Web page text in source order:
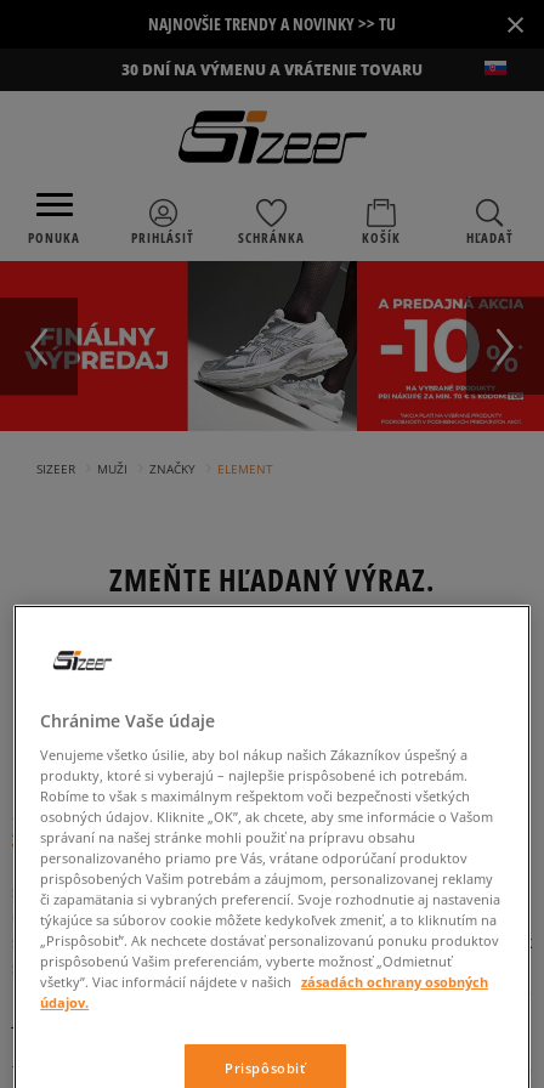
NAJNOVŠIE TRENDY A NOVINKY >> TU ×
30 DNÍ NA VÝMENU A VRÁTENIE TOVARU
PONUKA PRIHLÁSIŤ SCHRÁNKA KOŠÍK HĽADAŤ
SIZEER MUŽI ZNAČKY ELEMENT
ZMEŇTE HĽADANÝ VÝRAZ.
(ODSTRÁŇTE MENEJ DÔLEŽITÉ).
SPÄŤ
Značka Element v Sizeer
Element je jedna z najpopulárnejších značiek ponúkajúcich
skateboardistom aj všetkým fanúšikom maximálneho pohodlia,
oblečenie, obuv aj doplnky. Značka sa narodila v Spojených
štátoch v roku 1992. Jej zakladateľom je horlivý fanúšik
skateboardingu Johnny Schillereff. Spočiatku firmu tvorilo len
niekoľko priateľov, ktorí sa sústreďovali na výrobu doplnkov pre
jazdu na skateboarde. Jej ponuka si však veľmi rýchlo získala
uznanie a značke priniesla obrovskú popularitu. Schillereff sa
teda svoju ponuku rozhodol rozšíriť o streetwearové oblečenie
Chránime Vaše údaje
Venujeme všetko úsilie, aby bol nákup našich Zákazníkov úspešný a
produkty, ktoré si vyberajú – najlepšie prispôsobené ich potrebám.
Robíme to však s maximálnym rešpektom voči bezpečnosti všetkých
osobných údajov. Kliknite „OK”, ak chcete, aby sme informácie o Vašom
správaní na našej stránke mohli použiť na prípravu obsahu
personalizovaného priamo pre Vás, vrátane odporúčaní produktov
prispôsobených Vašim potrebám a záujmom, personalizovanej reklamy
či zapamätania si vybraných preferencií. Svoje rozhodnutie aj nastavenia
týkajúce sa súborov cookie môžete kedykoľvek zmeniť, a to kliknutím na
„Prispôsobiť”. Ak nechcete dostávať personalizovanú ponuku produktov
prispôsobenú Vašim preferenciám, vyberte možnosť „Odmietnuť
všetky”. Viac informácií nájdete v našich
zásadách ochrany osobných
údajov.
Prispôsobiť